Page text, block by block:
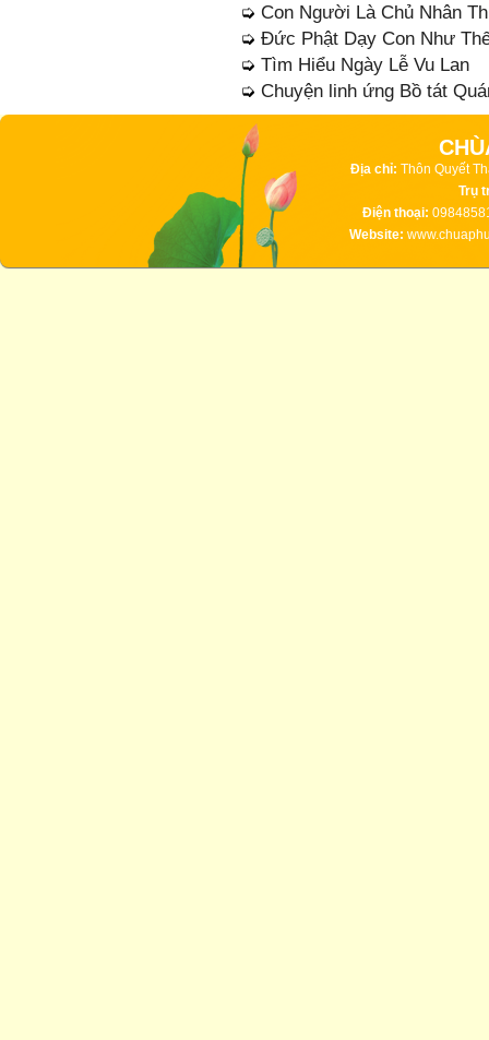
➭ Con Người Là Chủ Nhân
➭ Đức Phật Dạy Con Như
➭ Tìm Hiểu Ngày Lễ Vu Lan
➭ Chuyện linh ứng Bồ tát
Địa chỉ: Thôn Quyết
Trụ
Điện thoại:
Website: